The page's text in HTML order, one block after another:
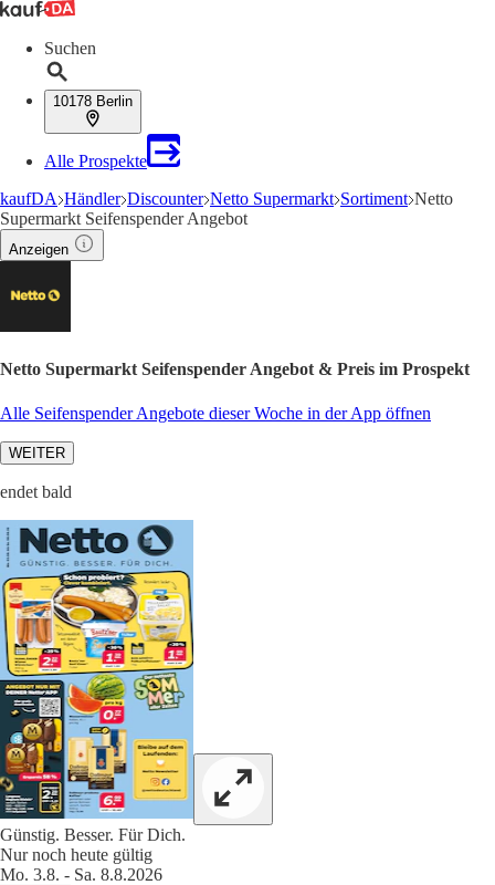
Suchen
10178 Berlin
Alle Prospekte
kaufDA Händler Discounter Netto Supermarkt Sortiment Netto
Supermarkt Seifenspender Angebot
Anzeigen
Netto Supermarkt Seifenspender Angebot & Preis im Prospekt
Alle Seifenspender Angebote dieser Woche in der App öffnen
WEITER
endet bald
Günstig. Besser. Für Dich.
Nur noch heute gültig
Mo. 3.8. - Sa. 8.8.2026